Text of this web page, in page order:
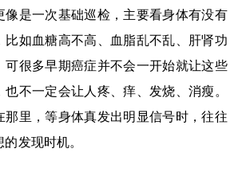
像是一次基础巡检，主要看身体有没有
比如血糖高不高、血脂乱不乱、肝肾功
可很多早期癌症并不会一开始就让这些
不一定会让人疼、痒、发烧、消瘦。
那里，等身体真发出明显信号时，往往
发现时机。